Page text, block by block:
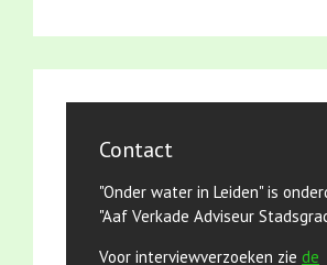
Contact
"Onder water in Leiden" is
"Aaf Verkade Adviseur
Voor interviewverzoeken zie de